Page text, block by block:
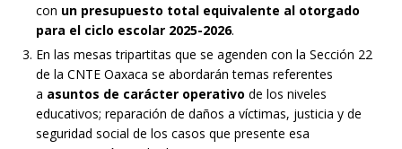
con un presupuesto total equivalente al otorgado
para el ciclo escolar 2025-2026.
En las mesas tripartitas que se agenden con la Sección 22
de la CNTE Oaxaca se abordarán temas referentes
a asuntos de carácter operativo de los niveles
educativos; reparación de daños a víctimas, justicia y de
seguridad social de los casos que presente esa